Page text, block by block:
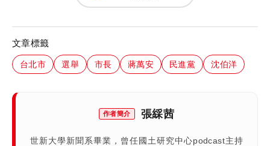
文章標籤
台北市 選舉 市長 蔣萬安 民進黨 沈伯洋
作者簡介 張綵茜
世新大學新聞系畢業，曾任國土研究中心podcast主持